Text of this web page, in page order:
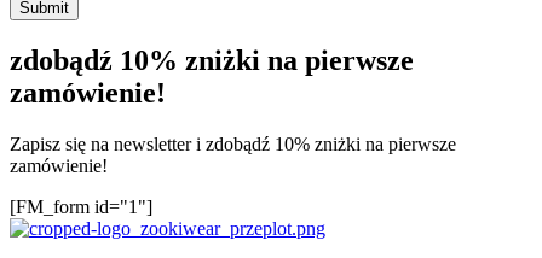
zdobądź 10% zniżki na pierwsze
zamówienie!
Zapisz się na newsletter i zdobądź 10% zniżki na pierwsze
zamówienie!
[FM_form id="1"]